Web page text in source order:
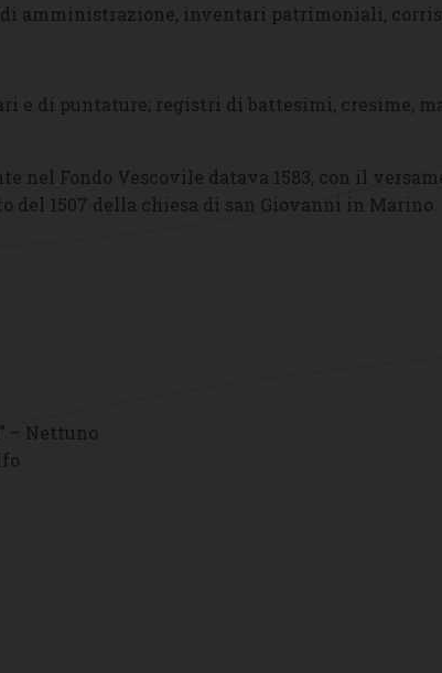
amministrazione, inventari patrimoniali,
e di puntature; registri di battesimi, cresime,
nel Fondo Vescovile datava 1583, con il
del 1507 della chiesa di san Giovanni in Marino.
– Nettuno